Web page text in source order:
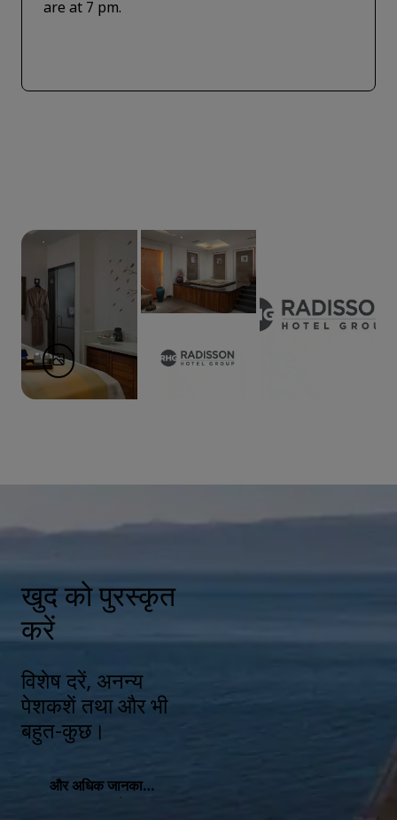
are at 7 pm.
खुद को पुरस्कृत
करें
विशेष दरें, अनन्य
पेशकशें तथा और भी
बहुत-कुछ।
और अधिक जानकारी